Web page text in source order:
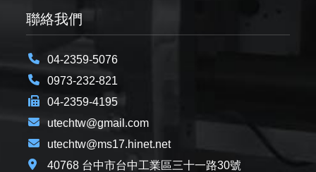
聯絡我們
04-2359-5076
0973-232-821
04-2359-4195
utechtw@gmail.com
utechtw@ms17.hinet.net
40768 台中市台中工業區三十一路30號